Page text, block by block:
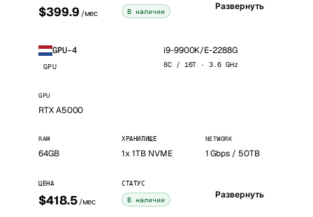
$399.9 /мес В наличии Развернуть
GPU-4
GPU
i9-9900K/E-2288G
8C / 16T · 3.6 GHz
GPU
RTX A5000
RAM
64GB
ХРАНИЛИЩЕ
1x 1TB NVME
NETWORK
1 Gbps / 50TB
ЦЕНА
$418.5 /мес
СТАТУС
В наличии Развернуть